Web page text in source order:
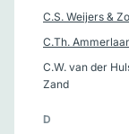
C.S. Weijers &
C.Th.
C.W. van der
Zand
D